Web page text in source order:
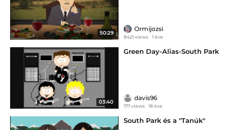
50:29
Ormijozsi
8421 views 1 éve
03:40
Green Day-Alias-South Park
davis96
177 views 18 éve
South Park és a "Tanúk"